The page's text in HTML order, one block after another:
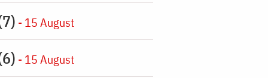
- 15 August
- 15 August